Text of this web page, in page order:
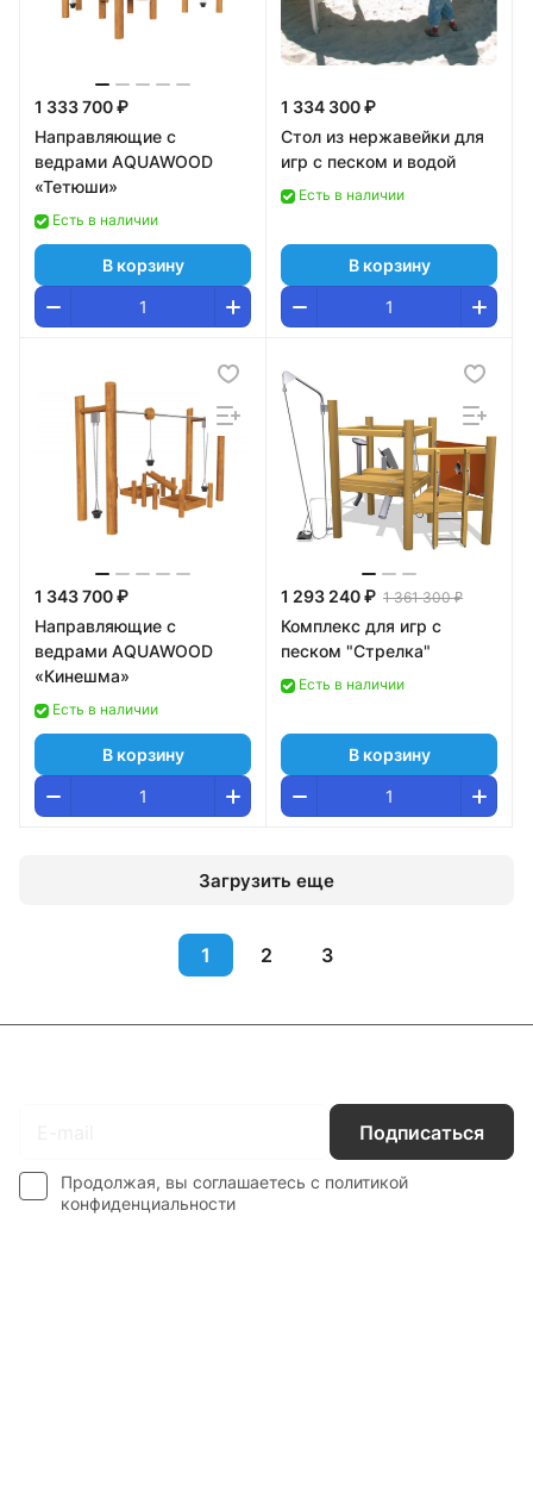
1 333 700 ₽
Направляющие с
ведрами AQUAWOOD
«Тетюши»
Есть в наличии
В корзину
1 334 300 ₽
Стол из нержавейки для
игр с песком и водой
Есть в наличии
В корзину
1 343 700 ₽
Направляющие с
ведрами AQUAWOOD
«Кинешма»
Есть в наличии
В корзину
1 293 240 ₽ 1 361 300 ₽
Комплекс для игр с
песком "Стрелка"
Есть в наличии
В корзину
Загрузить еще
1 2 3
Подписаться
Продолжая, вы соглашаетесь с политикой
конфиденциальности